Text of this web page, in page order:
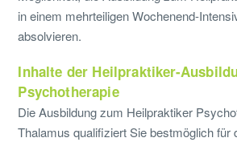
in einem mehrteiligen Wochenend-
absolvieren.
Inhalte der Heilpraktiker-
Psychotherapie
Die Ausbildung zum Heilpraktiker
Thalamus qualifiziert Sie bestmöglich für